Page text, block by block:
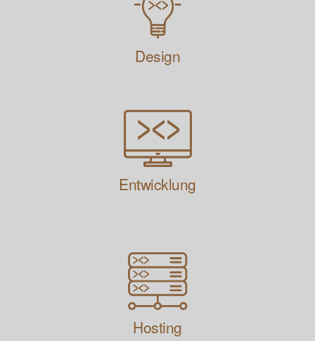
Design
Entwicklung
Hosting